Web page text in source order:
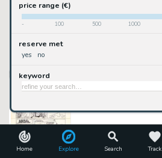
Home Explore Search Track
price range (€)
- 100 500 1000
reserve met
yes no
keyword
Raymond Macherot (19...